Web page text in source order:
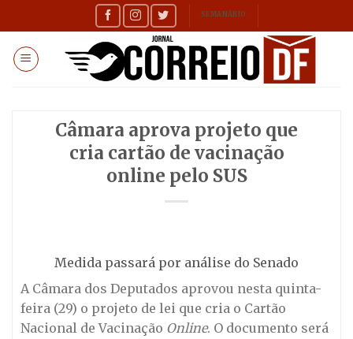
to
content
SEMANÁRIO
Câmara aprova projeto que
cria cartão de vacinação
online pelo SUS
Medida passará por análise do Senado
A Câmara dos Deputados aprovou nesta quinta-
feira (29) o projeto de lei que cria o Cartão
Nacional de Vacinação Online. O documento será